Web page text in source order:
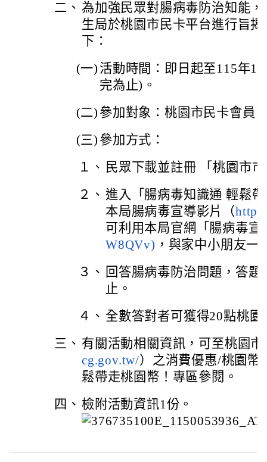
二、 為加強民眾對腸病毒防治知能
生局於桃園市民卡平台進行旨
下：
(一) 活動時間：即日起至115年
完為止)。
(二) 參加對象：桃園市民卡會員
(三) 參加方式：
１、 民眾下載並註冊 「桃園市
２、 進入「腸病毒知識通 輕鬆
本局腸病毒宣導影片（https:
可利用本局官網「 腸病毒宣
W8QVv) ，與家中小朋友一
３、 回答腸病毒防治問題，答
止。
４、 全數答對者可獲得20點桃園
三、 有關活動相關資訊，可至桃園
cg.gov.tw/）之消費優惠/桃園幣/
鬆帶走桃園幣！專區參閱。
四、 檢附活動資訊1份。